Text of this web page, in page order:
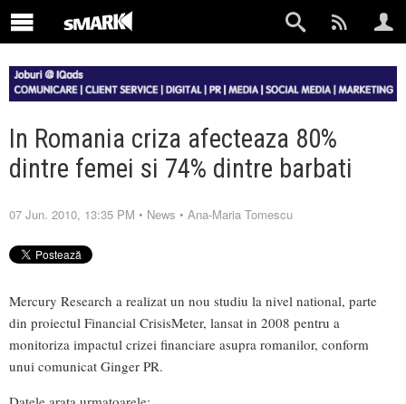
In Romania criza afecteaza 80%
dintre femei si 74% dintre barbati
07 Jun. 2010, 13:35 PM • News • Ana-Maria Tomescu
Mercury Research a realizat un nou studiu la nivel national, parte
din proiectul Financial CrisisMeter, lansat in 2008 pentru a
monitoriza impactul crizei financiare asupra romanilor, conform
unui comunicat Ginger PR.